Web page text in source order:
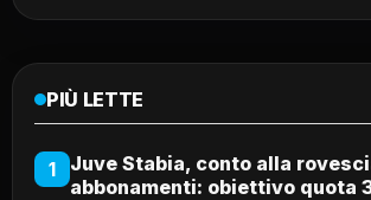
PIÙ LETTE
1
Juve Stabia, conto alla
abbonamenti: obiettivo quota